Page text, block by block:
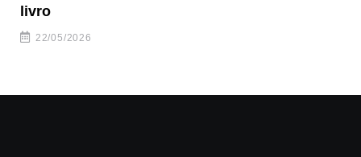
livro
22/05/2026